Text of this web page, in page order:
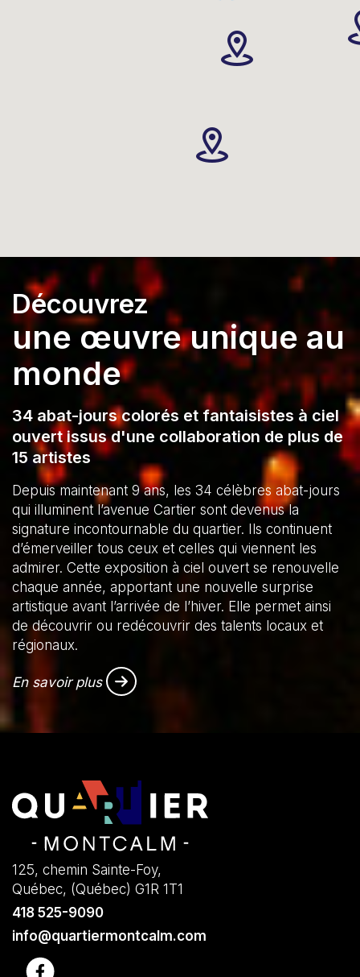
Découvrez
une œuvre unique au
monde
34 abat-jours colorés et fantaisistes à ciel
ouvert issus d'une collaboration de plus de
15 artistes
Depuis maintenant 9 ans, les 34 célèbres abat-jours
qui illuminent l’avenue Cartier sont devenus la
signature incontournable du quartier. Ils continuent
d’émerveiller tous ceux et celles qui viennent les
admirer. Cette exposition à ciel ouvert se renouvelle
chaque année, apportant une nouvelle surprise
artistique avant l’arrivée de l’hiver. Elle permet ainsi
de découvrir ou redécouvrir des talents locaux et
régionaux.
En savoir plus
125, chemin Sainte-Foy,
Québec, (Québec) G1R 1T1
418 525-9090
info@quartiermontcalm.com